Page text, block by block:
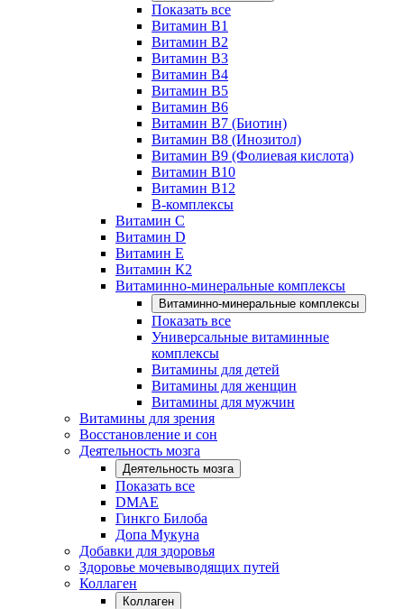
Показать все
Витамин B1
Витамин B2
Витамин B3
Витамин B4
Витамин B5
Витамин B6
Витамин B7 (Биотин)
Витамин B8 (Инозитол)
Витамин B9 (Фолиевая кислота)
Витамин B10
Витамин B12
B-комплексы
Витамин C
Витамин D
Витамин E
Витамин К2
Витаминно-минеральные комплексы
Витаминно-минеральные комплексы
Показать все
Универсальные витаминные
комплексы
Витамины для детей
Витамины для женщин
Витамины для мужчин
Витамины для зрения
Восстановление и сон
Деятельность мозга
Деятельность мозга
Показать все
DMAE
Гинкго Билоба
Допа Мукуна
Добавки для здоровья
Здоровье мочевыводящих путей
Коллаген
Коллаген